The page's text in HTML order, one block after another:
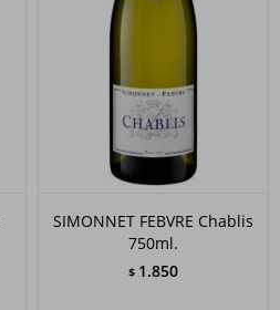
SIMONNET FEBVRE Chablis
750ml.
$ 1.850